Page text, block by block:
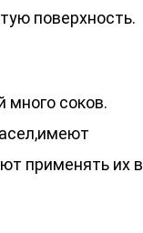
поверхность.
много соков.
применять их в